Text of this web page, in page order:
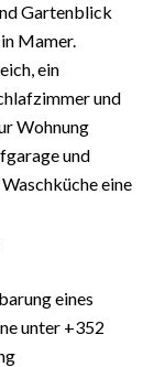
Gartenblick
Mamer.
ein
und
Wohnung
und
eine
eines
unter +352